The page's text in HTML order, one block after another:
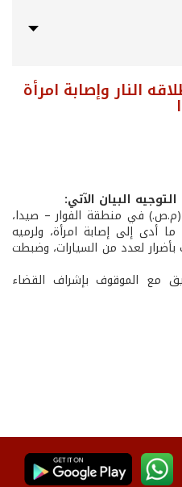
النار وإصابة امرأة
البيان الآتي:
(م.ص.) في منطقة الفوار – صيدا،
لإطلاقه النار بتاريخ 28 /5 /2026 ما أدى إلى إصابة امرأة، ولرميه
لعدد من السيارات، وضبطت
مع الموقوف بإشراف القضاء